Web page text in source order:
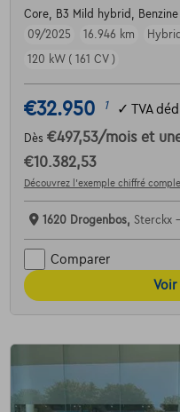
Core, B3 Mild hybrid,
09/2025
16.946 km
120 kW ( 161 CV )
€32.950 1 ✓ TVA
Dès €497,53/mois et
€10.382,53
Découvrez l’exemple chiffré
1620 Drogenbos, Sterckx
Comparer
Voir